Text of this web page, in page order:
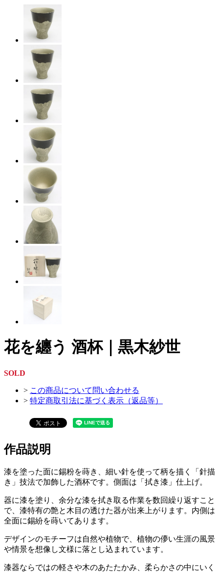
花を纏う 酒杯｜黒木紗世
SOLD
> この商品について問い合わせる
> 特定商取引法に基づく表示（返品等）
作品説明
漆を塗った面に錫粉を蒔き、細い針を使って柄を描く「針描
き」技法で加飾した酒杯です。側面は「拭き漆」仕上げ。
器に漆を塗り、余分な漆を拭き取る作業を数回繰り返すこと
で、漆特有の艶と木目の透けた器が出来上がります。内側は
全面に錫紛を蒔いてあります。
デザインのモチーフは自然や植物で、植物の儚い生涯の風景
や情景を想像し文様に落とし込まれています。
漆器ならではの軽さや木のあたたかみ、柔らかさの中にいく